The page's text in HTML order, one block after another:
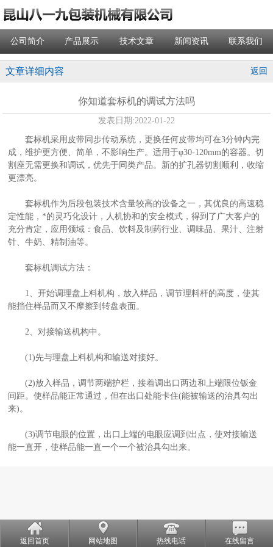
公司简介 产品展示 技术文章 新闻资讯 联系我们
文章详细内容 返回
你知道套标机的调试方法吗
发表日期:2022-01-22
套标机采用皮带同步传动系统，更换任何皮带均可在3分钟内完
成，维护更方便、简单，不影响生产。适用于φ30-120mm的容器。切
割座无需更换和调试，优先于同类产品。新的扩孔器切割顺利，收缩
更漂亮。
套标机作为后段包装技术含量较高的设备之一，其优良的高速稳
定性能，*的灵巧化设计，人机协和的安全模式，得到了广大客户的
充分肯定，应用领域：食品、饮料及制药行业、调味品、果汁、注射
针、牛奶、精制油等。
套标机调试方法：
1、开始调理盘上料机构，放入样品，调节理料杆的高度，使其
能挡住样品而又不摩擦到转盘表面。
2、对接输送机构中。
(1)先与理盘上料机构和输送对接好。
(2)放入样品，调节两端护栏，接着调出口两边和上端限位钣金
间距。使样品能正常通过，但在出口处能卡住(能被输送的治具勾出
来)。
(3)调节电眼的位置，出口上端的电眼应调到出点，使对接输送
能一直开，使样品能一直一个一个被治具勾出来。
返回首页 网站地图 热线电话 在线留言